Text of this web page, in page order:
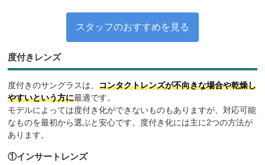
スタッフのおすすめを見る
度付きレンズ
度付きのサングラスは、コンタクトレンズが不向きな場合や乾燥し
やすいという方に最適です。
モデルによっては度付き化ができないものもありますが、対応可能
なものを最初から選ぶと安心です。度付き化には主に2つの方法が
あります。
①インサートレンズ